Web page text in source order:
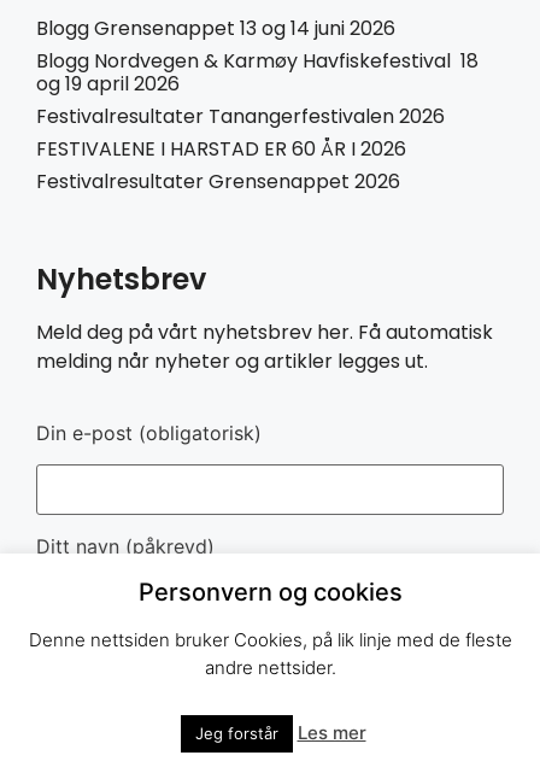
Blogg Grensenappet 13 og 14 juni 2026
Blogg Nordvegen & Karmøy Havfiskefestival 18
og 19 april 2026
Festivalresultater Tanangerfestivalen 2026
FESTIVALENE I HARSTAD ER 60 ÅR I 2026
Festivalresultater Grensenappet 2026
Nyhetsbrev
Meld deg på vårt nyhetsbrev her. Få automatisk
melding når nyheter og artikler legges ut.
Din e-post (obligatorisk)
Ditt navn (påkrevd)
Personvern og cookies
Denne nettsiden bruker Cookies, på lik linje med de fleste
andre nettsider.
Jeg forstår Les mer